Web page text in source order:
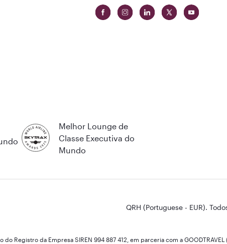
Melhor Lounge de
Classe Executiva do
Mundo
QRH (Portuguese - EUR).
Registro da Empresa SIREN 994 887 412, em parceria com a GOODTRAVEL